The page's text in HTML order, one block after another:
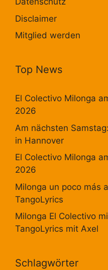
Disclaimer
Mitglied werden
Top News
El Colectivo Milonga
2026
Am nächsten
in Hannover
El Colectivo Milonga
2026
Milonga un poco más
TangoLyrics
Milonga El Colectivo
TangoLyrics mit Axel
Schlagwörter